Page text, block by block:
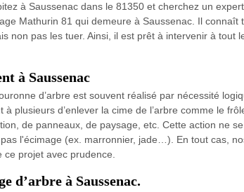
à Saussenac dans le 81350 et cherchez un
Mathurin 81 qui demeure à Saussenac. Il connaît
non pas les tuer. Ainsi, il est prêt à intervenir à tout
à Saussenac
d’arbre est souvent réalisé par nécessité
plusieurs d’enlever la cime de l’arbre comme le
de panneaux, de paysage, etc. Cette action ne
l'écimage (ex. marronnier, jade…). En tout cas,
projet avec prudence.
d’arbre à Saussenac.